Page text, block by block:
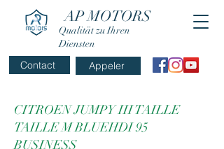
AP MOTORS
Qualität zu Ihren
Diensten
Appeler
Contact
CITROEN JUMPY III TAILLE
TAILLE M BLUEHDI 95
BUSINESS